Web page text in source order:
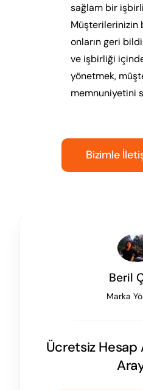
sağlam bir
Müşterilerinizin
onların geri
ve işbirliği
yönetmek,
memnuniyetini
Bizimle
Beril
Marka
Ücretsiz Hesap